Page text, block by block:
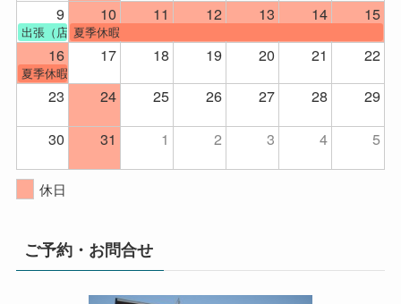
9 10 11 12 13 14 15
出張（店舗不在）
夏季休暇
16 17 18 19 20 21 22
夏季休暇
23 24 25 26 27 28
29
30
31 1 2 3 4 5
休日
ご予約・お問合せ